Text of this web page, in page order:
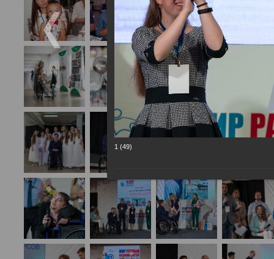
1 (49)